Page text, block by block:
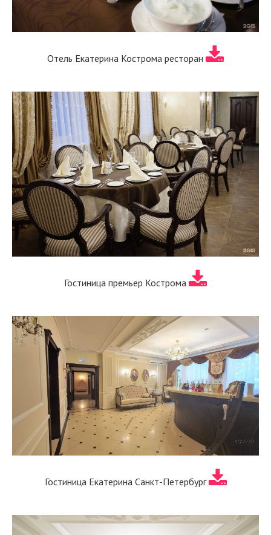
Отель Екатерина Кострома ресторан
Гостиница премьер Кострома
Гостиница Екатерина Санкт-Петербург